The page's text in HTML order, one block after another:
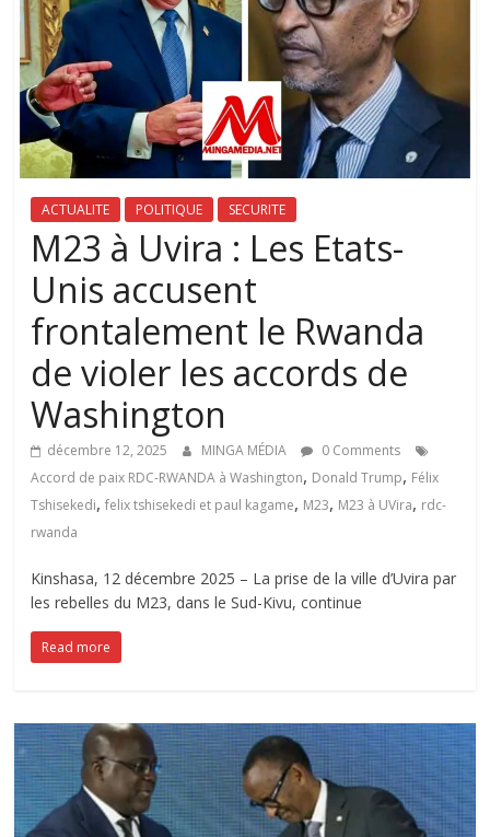
ACTUALITE POLITIQUE SECURITE
M23 à Uvira : Les Etats-
Unis accusent
frontalement le Rwanda
de violer les accords de
Washington
décembre 12, 2025 MINGA MÉDIA
0 Comments
Accord de paix RDC-RWANDA à Washington, Donald Trump, Félix
Tshisekedi,felix tshisekedi et paul kagame, M23, M23 à UVira, rdc-
rwanda
‎Kinshasa, 12 décembre 2025 – La prise de la ville d’Uvira par
les rebelles du M23, dans le Sud-Kivu, continue
Read more